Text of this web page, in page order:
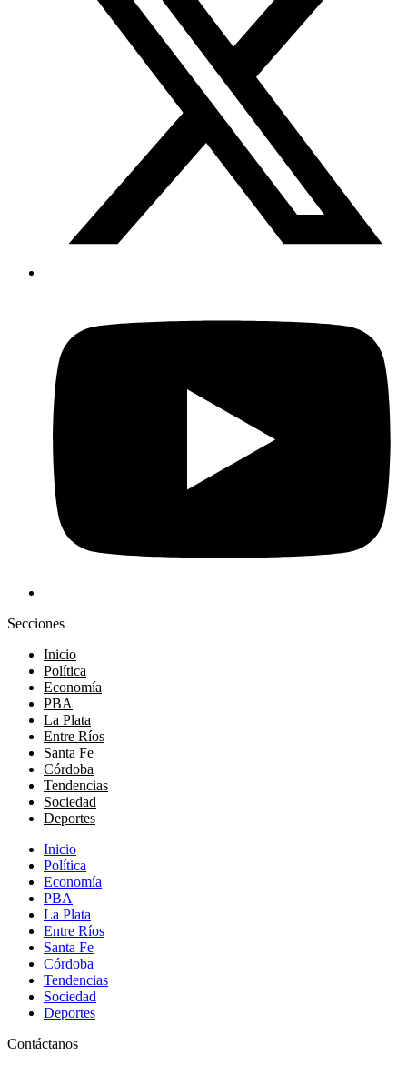
Secciones
Inicio
Política
Economía
PBA
La Plata
Entre Ríos
Santa Fe
Córdoba
Tendencias
Sociedad
Deportes
Inicio
Política
Economía
PBA
La Plata
Entre Ríos
Santa Fe
Córdoba
Tendencias
Sociedad
Deportes
Contáctanos